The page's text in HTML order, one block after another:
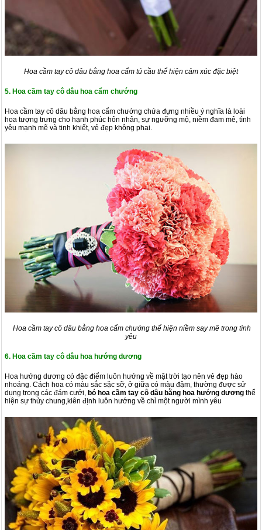
Hoa cầm tay cô dâu bằng hoa cẩm tú cầu thể hiện cảm xúc đặc biệt
5. Hoa cầm tay cô dâu hoa cẩm chướng
Hoa cầm tay cô dâu bằng hoa cẩm chướng chứa đựng nhiều ý nghĩa là loài
hoa tượng trưng cho hạnh phúc hôn nhân, sự ngưỡng mộ, niềm đam mê, tình
yêu mạnh mẽ và tinh khiết, vẻ đẹp không phai.
Hoa cầm tay cô dâu bằng hoa cẩm chướng thể hiện niềm say mê trong tình
yêu
6. Hoa cầm tay cô dâu hoa hướng dương
Hoa hướng dương có đặc điểm luôn hướng về mặt trời tạo nên vẻ đẹp hào
nhoáng. Cách hoa có màu sắc sặc sỡ, ở giữa có màu đậm, thường được sử
dụng trong các đám cưới, bó hoa cầm tay cô dâu bằng hoa hướng dương thể
hiện sự thủy chung,kiên định luôn hướng về chỉ một người mình yêu